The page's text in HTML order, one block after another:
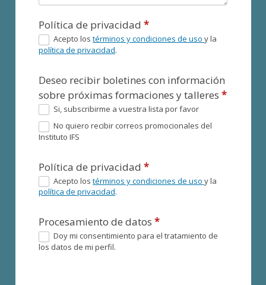
Política de privacidad*
Acepto lostérminos y condiciones de usoy la
política de privacidad.
Deseo recibir boletines con información
sobre próximas formaciones y talleres*
Si, subscribirme a vuestra lista por favor
No quiero recibir correos promocionales del
Instituto IFS
Política de privacidad*
Acepto lostérminos y condiciones de usoy la
política de privacidad.
Procesamiento de datos*
Doy mi consentimiento para el tratamiento de
los datos de mi perfil.